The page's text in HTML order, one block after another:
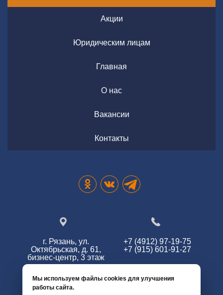
Акции
Юридическим лицам
Главная
О нас
Вакансии
Контакты
г. Рязань, ул.
Октябрьская, д. 61,
бизнес-центр, 3 этаж
+7 (4912) 97-19-75
+7 (915) 601-91-27
Мы используем файлы cookies для улучшения
работы сайта.